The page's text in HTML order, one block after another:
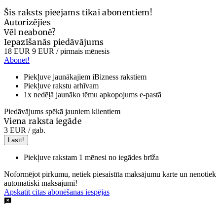
Šis raksts pieejams tikai abonentiem!
Autorizējies
Vēl neabonē?
Iepazīšanās piedāvājums
18 EUR 9 EUR / pirmais mēnesis
Abonēt!
Piekļuve jaunākajiem iBizness rakstiem
Piekļuve rakstu arhīvam
1x nedēļā jaunāko tēmu apkopojums e-pastā
Piedāvājums spēkā jauniem klientiem
Viena raksta iegāde
3 EUR / gab.
Lasīt!
Piekļuve rakstam 1 mēnesi no iegādes brīža
Noformējot pirkumu, netiek piesaistīta maksājumu karte un nenotiek
automātiski maksājumi!
Apskatīt citas abonēšanas iespējas